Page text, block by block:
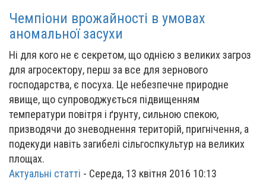
Чемпіони врожайності в умовах
аномальної засухи
Ні для кого не є секретом, що однією з великих загроз
для агросектору, перш за все для зернового
господарства, є посуха. Це небезпечне природне
явище, що супроводжується підвищенням
температури повітря і ґрунту, сильною спекою,
призводячи до зневоднення територій, пригнічення, а
подекуди навіть загибелі сільгоспкультур на великих
площах.
Актуальні статті - Середа, 13 квітня 2016 10:13